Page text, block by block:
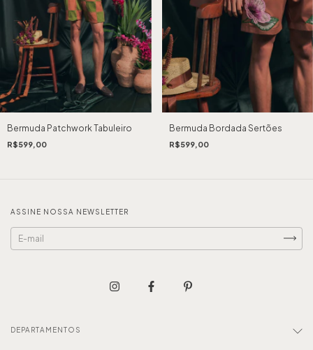
Bermuda Patchwork Tabuleiro
R$599,00
Bermuda Bordada Sertões
R$599,00
ASSINE NOSSA NEWSLETTER
DEPARTAMENTOS